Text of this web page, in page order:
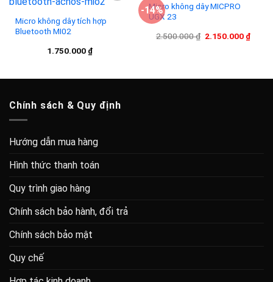
Micro không dây tích hợp
Bluetooth MI02
1.750.000 ₫
-14%
wishlist
Micro không dây MICPRO
UGX 23
2.500.000₫ Giá
2.150.000 ₫Giá
Chính sách & Quy định
Hướng dẫn mua hàng
Hình thức thanh toán
Quy trình giao hàng
Chính sách bảo hành, đổi trả
Chính sách bảo mật
Quy chế